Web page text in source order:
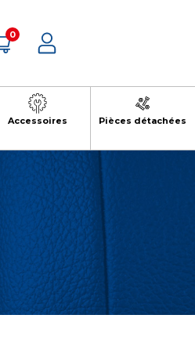
0
Accessoires Pièces détachées